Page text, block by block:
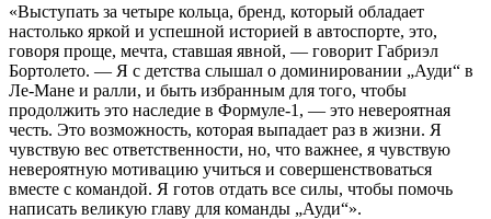
«Выступать за четыре кольца, бренд, который обладает
настолько яркой и успешной историей в автоспорте, это,
говоря проще, мечта, ставшая явной, — говорит Габриэл
Бортолето. — Я с детства слышал о доминировании „Ауди“ в
Ле-Мане и ралли, и быть избранным для того, чтобы
продолжить это наследие в Формуле-1, — это невероятная
честь. Это возможность, которая выпадает раз в жизни. Я
чувствую вес ответственности, но, что важнее, я чувствую
невероятную мотивацию учиться и совершенствоваться
вместе с командой. Я готов отдать все силы, чтобы помочь
написать великую главу для команды „Ауди“».